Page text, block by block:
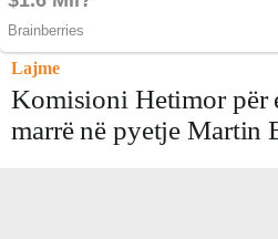
Lajme
Komisioni Hetimor për
marrë në pyetje